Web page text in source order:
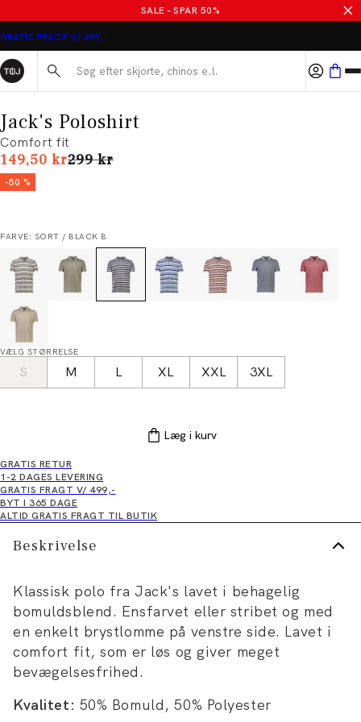
SALE - SPAR 50%
GRATIS FRAGT V/ 499,-
Søg her...
Jack's Poloshirt
Comfort fit
149,50 krI alt (uden rabat)
299 kr
-50 %
FARVE: SORT / BLACK B
VÆLG STØRRELSE
S M L XL XXL 3XL
Læg i kurv
GRATIS RETUR
1-2 DAGES LEVERING
GRATIS FRAGT V/ 499,-
BYT I 365 DAGE
ALTID GRATIS FRAGT TIL BUTIK
Beskrivelse
Klassisk polo fra Jack's lavet i behagelig
bomuldsblend. Ensfarvet eller stribet og med
en enkelt brystlomme på venstre side. Lavet i
comfort fit, som er løs og giver meget
bevægelsesfrihed.
Kvalitet: 50% Bomuld, 50% Polyester